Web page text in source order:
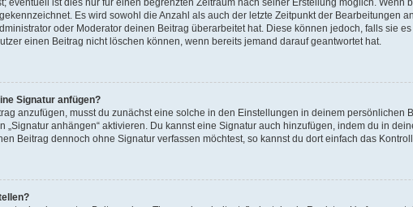
Es wird sowohl die Anzahl als auch der letzte Zeitpunkt der Bearbeitungen
oder Moderator deinen Beitrag überarbeitet hat. Diese können jedoch, falls sie
einen Beitrag nicht löschen können, wenn bereits jemand darauf geantwortet hat.
Signatur anfügen?
anzufügen, musst du zunächst eine solche in den Einstellungen in deinem
„Signatur anhängen“ aktivieren. Du kannst eine Signatur auch hinzufügen, indem du in
Beitrag dennoch ohne Signatur verfassen möchtest, so kannst du dort einfach das